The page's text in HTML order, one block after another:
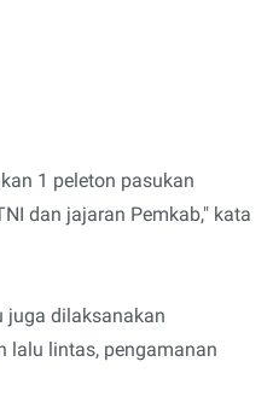
1 peleton pasukan
dan jajaran Pemkab," kata
juga dilaksanakan
lalu lintas, pengamanan